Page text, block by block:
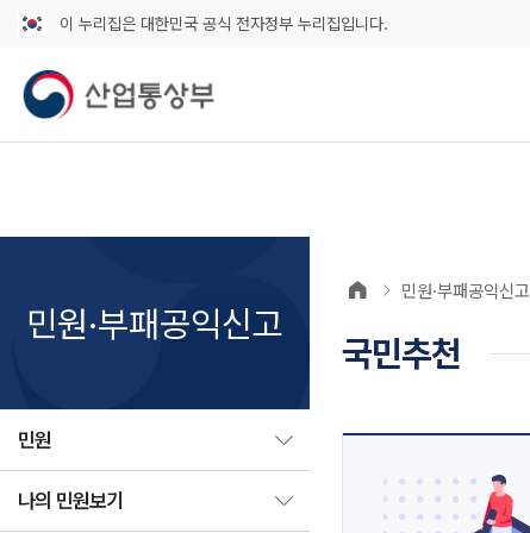
이 누리집은 대한민국 공식 전자정부 누리집입니다.
민원·부패공익신고
민원
나의 민원보기
민원·부패공익신고
국민추천